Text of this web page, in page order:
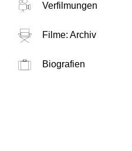
Verfilmungen
Filme: Archiv
Biografien